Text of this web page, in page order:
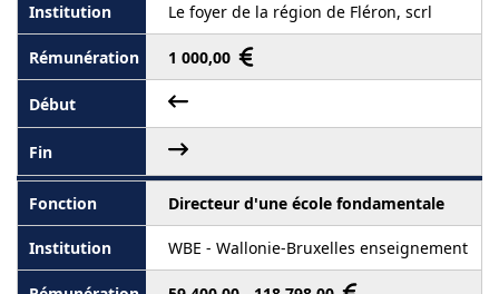
Le foyer de la région de Fléron, scrl
1 000,00
Directeur d'une école fondamentale
WBE - Wallonie-Bruxelles enseignement